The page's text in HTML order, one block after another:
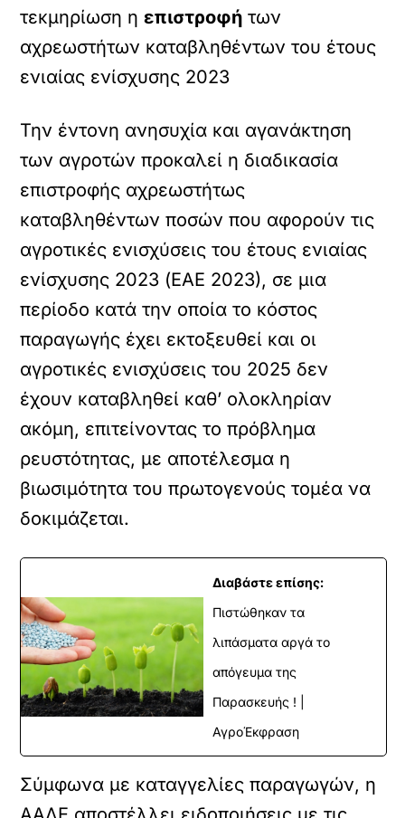
τεκμηρίωση ηεπιστροφή των
αχρεωστήτων καταβληθέντων του έτους
ενιαίας ενίσχυσης 2023
Την έντονη ανησυχία και αγανάκτηση
των αγροτών προκαλεί η διαδικασία
επιστροφής αχρεωστήτως
καταβληθέντων ποσών που αφορούν τις
αγροτικές ενισχύσεις του έτους ενιαίας
ενίσχυσης 2023 (ΕΑΕ 2023), σε μια
περίοδο κατά την οποία το κόστος
παραγωγής έχει εκτοξευθεί και οι
αγροτικές ενισχύσεις του 2025 δεν
έχουν καταβληθεί καθ’ ολοκληρίαν
ακόμη, επιτείνοντας το πρόβλημα
ρευστότητας, με αποτέλεσμα η
βιωσιμότητα του πρωτογενούς τομέα να
δοκιμάζεται.
Διαβάστε επίσης:
Πιστώθηκαν τα
λιπάσματα αργά το
απόγευμα της
Παρασκευής ! |
ΑγροΈκφραση
Σύμφωνα με καταγγελίες παραγωγών, η